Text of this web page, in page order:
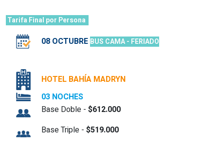
Tarifa Final por Persona
08 OCTUBRE BUS CAMA - FERIADO
HOTEL BAHÍA MADRYN
03 NOCHES
Base Doble - $612.000
Base Triple - $519.000